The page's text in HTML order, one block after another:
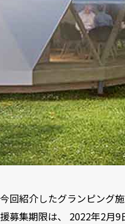
今回紹介したグランピング
援募集期限は、 2022年2月9